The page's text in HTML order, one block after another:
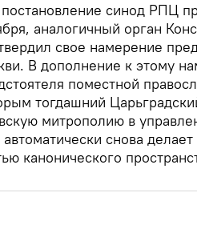
синод РПЦ
аналогичный орган
свое намерение
В дополнение к этому
поместной
тогдашний
митрополию в
снова
канонического